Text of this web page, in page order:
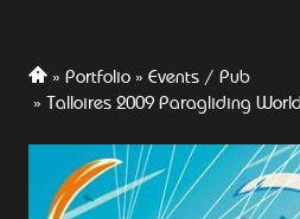
Portfolio
Events / Pub
Talloires 2009 Paragliding